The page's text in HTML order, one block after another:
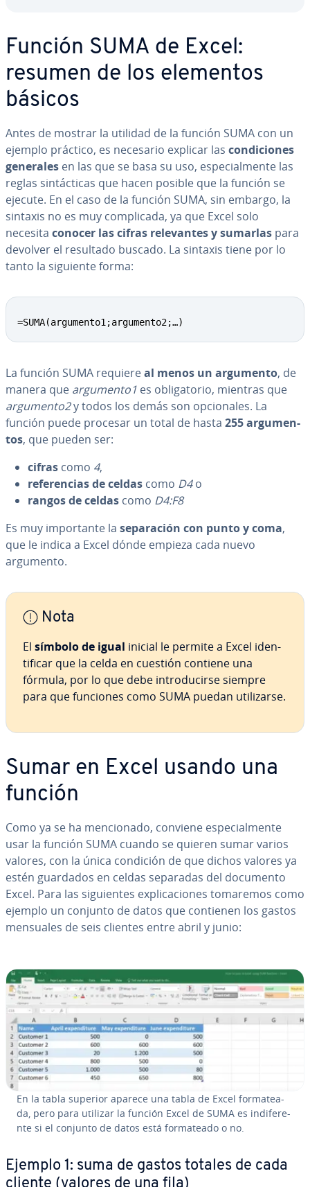
Función SUMA de Excel:
resumen de los elementos
básicos
Antes de mostrar la utilidad de la función SUMA con un
ejemplo práctico, es necesario explicar las co­n­di­cio­nes
generales en las que se basa su uso, es­pe­cia­l­me­n­te las
reglas si­n­tá­c­ti­cas que hacen posible que la función se
ejecute. En el caso de la función SUMA, sin embargo, la
sintaxis no es muy co­m­pli­ca­da, ya que Excel solo
necesita conocer las cifras re­le­va­n­tes y sumarlas para
devolver el resultado buscado. La sintaxis tiene por lo
tanto la siguiente forma:
=SUMA(argumento1;argumento2;…)
La función SUMA requiereal menos un argumento, de
manera que argumento1 es obli­ga­to­rio, mientras que
argumento2y todos los demás son op­cio­na­les. La
función puede procesar un total de hasta 255 ar­gu­me­n­
tos, que pueden ser:
cifras como 4,
re­fe­re­n­cias de celdas como D4o
rangos de celdas como D4:F8
Es muy im­po­r­ta­n­te la se­pa­ra­ción con punto y coma,
que le indica a Excel dónde empieza cada nuevo
argumento.
Nota
El símbolo de igual inicial le permite a Excel ide­n­
ti­fi­car que la celda en cuestión contiene una
fórmula, por lo que debe in­tro­du­ci­r­se siempre
para que funciones como SUMA puedan uti­li­zar­se.
Sumar en Excel usando una
función
Como ya se ha me­n­cio­na­do, conviene es­pe­cia­l­me­n­te
usar la función SUMA cuando se quieren sumar varios
valores, con la única condición de que dichos valores ya
estén guardados en celdas separadas del documento
Excel. Para las si­guie­n­tes ex­pli­ca­cio­nes tomaremos como
ejemplo un conjunto de datos que contienen los gastos
mensuales de seis clientes entre abril y junio:
En la tabla superior aparece una tabla de Excel fo­r­ma­tea­
da, pero para utilizar la función Excel de SUMA es in­di­fe­re­
n­te si el conjunto de datos está fo­r­ma­tea­do o no.
Ejemplo 1: suma de gastos totales de cada
cliente (valores de una fila)